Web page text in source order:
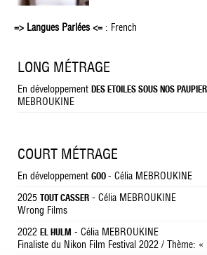
=> Langues Parlées <= : French
LONG MÉTRAGE
En développement DES ETOILES SOUS NOS
MEBROUKINE
COURT MÉTRAGE
En développement GOO - Célia MEBROUKINE
2025 TOUT CASSER - Célia MEBROUKINE
Wrong Films
2022 EL HULM - Célia MEBROUKINE
Finaliste du Nikon Film Festival 2022 / Thème: «